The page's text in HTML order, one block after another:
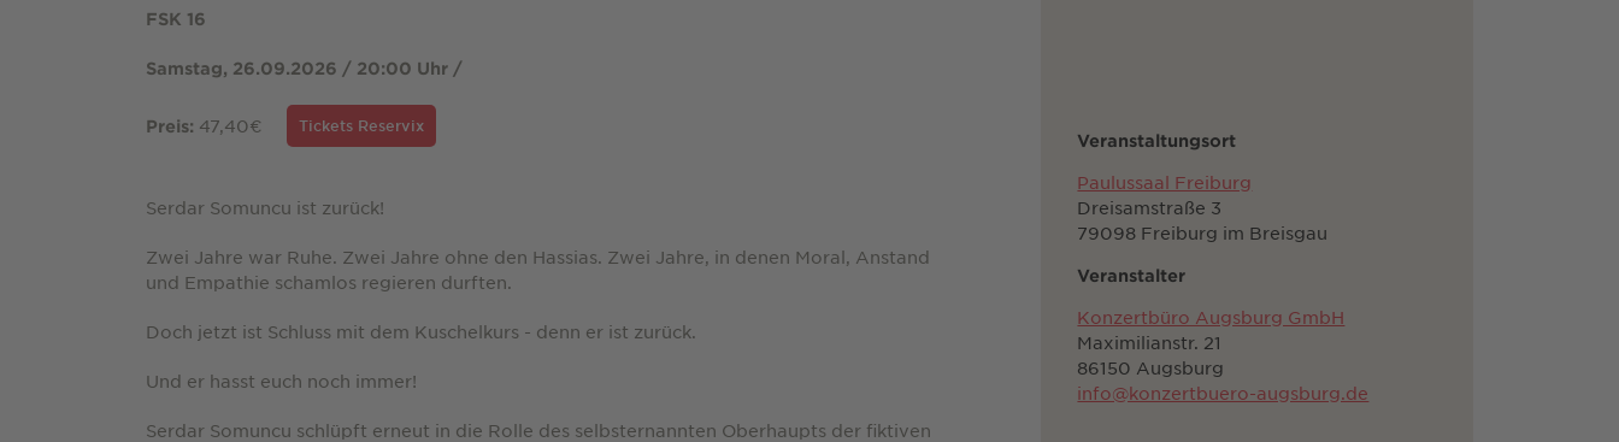
FSK 16
Samstag, 26.09.2026 / 20:00 Uhr /
Preis: 47,40€ Tickets Reservix
Serdar Somuncu ist zurück!
Zwei Jahre war Ruhe. Zwei Jahre ohne den Hassias. Zwei Jahre, in denen Moral, Anstand
und Empathie schamlos regieren durften.
Doch jetzt ist Schluss mit dem Kuschelkurs - denn er ist zurück.
Und er hasst euch noch immer!
Serdar Somuncu schlüpft erneut in die Rolle des selbsternannten Oberhaupts der fiktiven
Veranstaltungsort
Paulussaal Freiburg
Dreisamstraße 3
79098 Freiburg im Breisgau
Veranstalter
Konzertbüro Augsburg GmbH
Maximilianstr. 21
86150 Augsburg
info@konzertbuero-augsburg.de